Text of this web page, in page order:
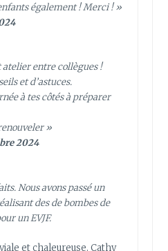
également ! Merci ! »
entre collègues !
et d’astuces.
à tes côtés à préparer
»
2024
Nous avons passé un
des de bombes de
un EVJF.
et chaleureuse. Cathy